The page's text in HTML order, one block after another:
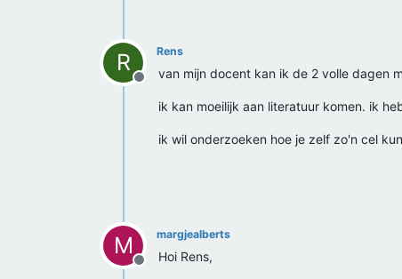
R
Offline
Rens
van mijn docent kan ik de 2 volle dagen
ik kan moeilijk aan literatuur komen. ik
ik wil onderzoeken hoe je zelf zo'n cel
M
Offline
margjealberts
Hoi Rens,